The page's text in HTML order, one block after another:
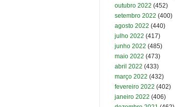
outubro 2022 (452)
setembro 2022 (400)
agosto 2022 (440)
julho 2022 (417)
junho 2022 (485)
maio 2022 (473)
abril 2022 (433)
março 2022 (432)
fevereiro 2022 (402)
janeiro 2022 (406)